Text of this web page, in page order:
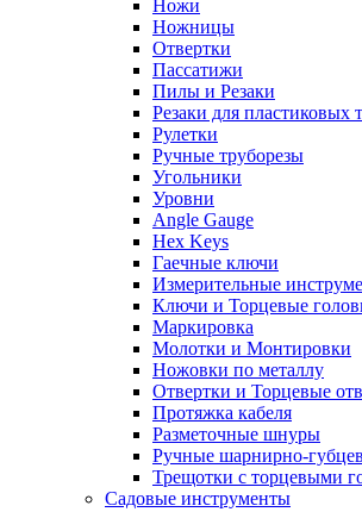
Ножи
Ножницы
Отвертки
Пассатижи
Пилы и Резаки
Резаки для пластиковых
Рулетки
Ручные труборезы
Угольники
Уровни
Angle Gauge
Hex Keys
Гаечные ключи
Измерительные
Ключи и Торцевые
Маркировка
Молотки и Монтировки
Ножовки по металлу
Отвертки и Торцевые
Протяжка кабеля
Разметочные шнуры
Ручные шарнирно-
Трещотки с торцевыми
Садовые инструменты